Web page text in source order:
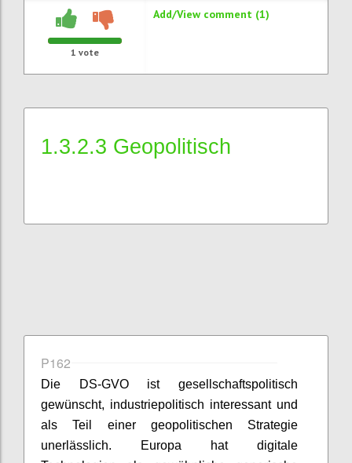
1 vote
Add/View comment (1)
1.3.2.3 Geopolitisch
P162
Die DS-GVO ist gesellschaftspolitisch
gewünscht, industriepolitisch interessant und
als Teil einer geopolitischen Strategie
unerlässlich. Europa hat digitale